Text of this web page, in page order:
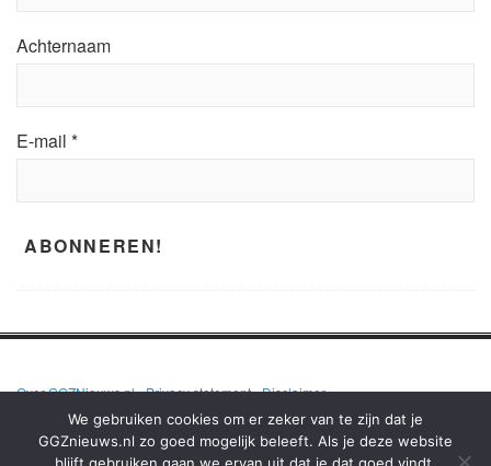
Achternaam
E-mail *
Over GGZNieuws.nl•Privacy statement•Disclaimer
We gebruiken cookies om er zeker van te zijn dat je
GGZnieuws.nl zo goed mogelijk beleeft. Als je deze website